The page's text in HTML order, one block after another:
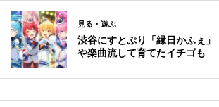
見る・遊ぶ
渋谷にすとぷり「縁日かふぇ
や楽曲流して育てたイチゴも